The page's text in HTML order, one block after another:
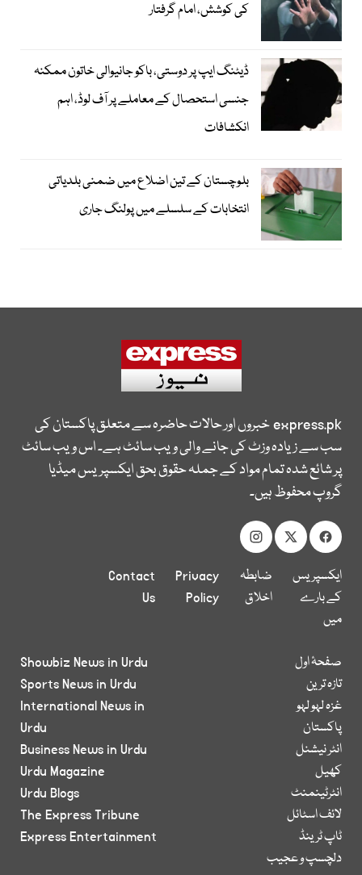
کی کوشش، امام گرفتار
ڈیٹنگ ایپ پر دوستی، باکو جانیوالی خاتون ممکنہ
جنسی استحصال کے معاملے پر آف لوڈ، اہم
انکشافات
بلوچستان کے تین اضلاع میں ضمنی بلدیاتی
انتخابات کے سلسلے میں پولنگ جاری
express.pkخبروں اور حالات حاضرہ سے متعلق پاکستان کی
سب سے زیادہ وزٹ کی جانے والی ویب سائٹ ہے۔ اس ویب سائٹ
پر شائع شدہ تمام مواد کے جملہ حقوق بحق ایکسپریس میڈیا
گروپ محفوظ ہیں۔
ایکسپریس
کے بارے
میں
ضابطہ
اخلاق
Privacy
Policy
Contact
Us
صفحۂ اول
تازہ ترین
غزہ لہو لہو
پاکستان
انٹر نیشنل
کھیل
انٹرٹینمنٹ
لائف اسٹائل
ٹاپ ٹرینڈ
دلچسپ و عجیب
Showbiz News in Urdu
Sports News in Urdu
International News in
Urdu
Business News in Urdu
Urdu Magazine
Urdu Blogs
The Express Tribune
Express Entertainment